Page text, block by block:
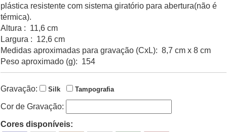
plástica resistente com sistema giratório para abertura(não é
térmica).
Altura : 11,6 cm
Largura : 12,6 cm
Medidas aproximadas para gravação (CxL): 8,7 cm x 8 cm
Peso aproximado (g): 154
Gravação: Silk Tampografia
Cor de Gravação:
Cores disponíveis: